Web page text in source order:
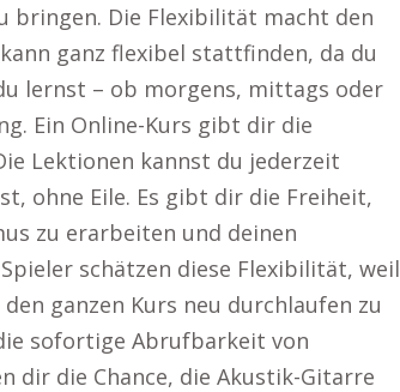
bringen. Die Flexibilität macht den
ganz flexibel stattfinden, da du
lernst – ob morgens, mittags oder
Ein Online-Kurs gibt dir die
Lektionen kannst du jederzeit
ohne Eile. Es gibt dir die Freiheit,
zu erarbeiten und deinen
schätzen diese Flexibilität, weil
ganzen Kurs neu durchlaufen zu
sofortige Abrufbarkeit von
dir die Chance, die Akustik-Gitarre